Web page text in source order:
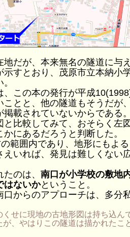
地だが、本来無名の隧道に与
示すとおり、茂原市立本納小
、この本の発行が平成
ことと、他の隧道もそうだが
掲載されていないからである
と比較してみて、おそらく左
にあるだろうと判断した。
範囲内であり、地形にもよる
えいれば、発見は難しくない
のは、 南口が小学校の敷地
はないかということ。
口からのアプローチは、多分
くせに現地の古地形図は持ち込ん
が、やはりこの隧道は描かれたこ